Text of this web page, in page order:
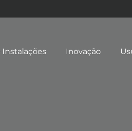
Instalações Inovação